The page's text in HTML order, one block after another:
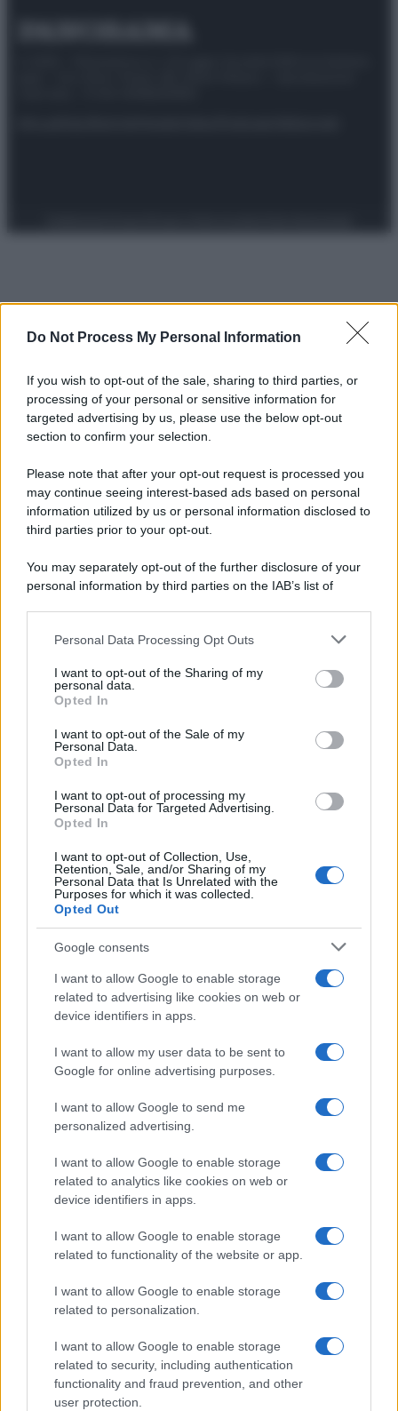
Do Not Process My Personal Information
If you wish to opt-out of the sale, sharing to third parties, or
processing of your personal or sensitive information for
targeted advertising by us, please use the below opt-out
section to confirm your selection.
Please note that after your opt-out request is processed you
may continue seeing interest-based ads based on personal
information utilized by us or personal information disclosed to
third parties prior to your opt-out.
You may separately opt-out of the further disclosure of your
personal information by third parties on the IAB’s list of
This information may also be disclosed by us to third parties
disclose it to other third parties.
Please note that this website/app uses one or more Google
services and may gather and store information including but
not limited to your visit or usage behaviour. You may click to
grant or deny consent to Google and its third-party tags to
consent section.
Personal Data Processing Opt Outs
I want to opt-out of the Sharing of my
personal data.
Opted In
I want to opt-out of the Sale of my
Personal Data.
Opted In
I want to opt-out of processing my
Personal Data for Targeted Advertising.
Opted In
I want to opt-out of Collection, Use,
Retention, Sale, and/or Sharing of my
Personal Data that Is Unrelated with the
Purposes for which it was collected.
Opted Out
Google consents
I want to allow Google to enable storage
related to advertising like cookies on web or
device identifiers in apps.
I want to allow my user data to be sent to
Google for online advertising purposes.
I want to allow Google to send me
personalized advertising.
I want to allow Google to enable storage
related to analytics like cookies on web or
device identifiers in apps.
I want to allow Google to enable storage
related to functionality of the website or app.
I want to allow Google to enable storage
related to personalization.
I want to allow Google to enable storage
related to security, including authentication
functionality and fraud prevention, and other
user protection.